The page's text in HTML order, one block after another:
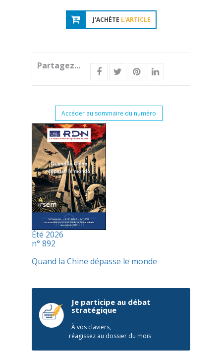
J'ACHÈTE L'ARTICLE
Partagez...
Accéder au sommaire du numéro
Été 2026
n° 892
Quand la Chine dépasse le monde
Je participe au débat
stratégique
À vos claviers,
réagissez au dossier du mois